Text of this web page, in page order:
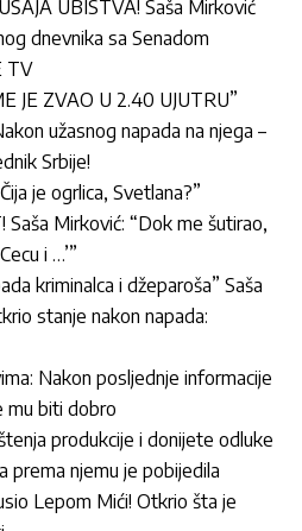
UBISTVA! Saša Mirković
dnevnika sa Senadom
TV
JE ZVAO U 2.40 UJUTRU”
užasnog napada na njega –
Srbije!
je ogrlica, Svetlana?”
Saša Mirković: “Dok me šutirao,
i …’”
kriminalca i džeparoša” Saša
stanje nakon napada:
Nakon posljednje informacije
mu biti dobro
produkcije i donijete odluke
prema njemu je pobijedila
Lepom Mići! Otkrio šta je